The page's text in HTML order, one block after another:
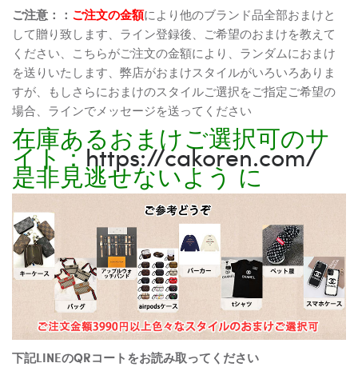
ご注意：： ご注文の金額により他のブランド品全部おまけと
して贈り致します、ライン登録後、ご希望のおまけを教えて
ください、こちらがご注文の金額により、ランダムにおまけ
を送りいたします、弊店がおまけスタイルがいろいろありま
すが、もしさらにおまけのスタイルご選択をご指定ご希望の
場合、ラインでメッセージを送ってください
在庫あるおまけご選択可のサ
イト：https://cakoren.com/
是非見逃せないよう に
下記LINEのQRコートをお読み取ってください